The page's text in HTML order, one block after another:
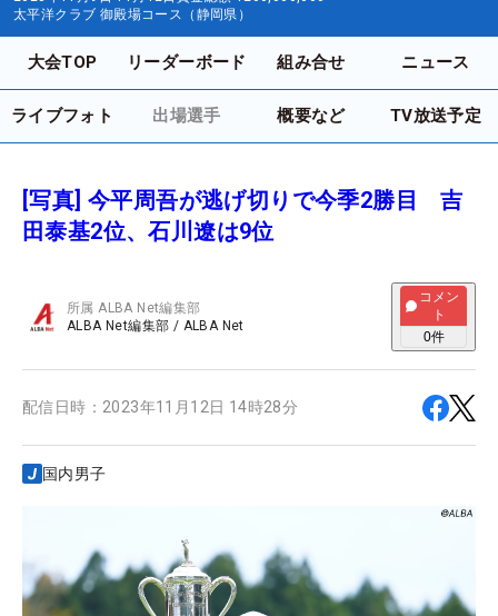
太平洋クラブ 御殿場コース（静岡県）
大会TOP リーダーボード 組み合せ ニュース
ライブフォト 出場選手 概要など TV放送予定
[写真] 今平周吾が逃げ切りで今季2勝目 吉
田泰基2位、石川遼は9位
所属ALBA Net編集部
ALBA Net編集部 / ALBA Net
コメン
ト
0件
配信日時： 2023年11月12日 14時28分
国内男子